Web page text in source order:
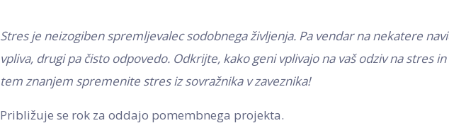
Stres je neizogiben spremljevalec sodobnega življenja. Pa vendar na nekatere
vpliva, drugi pa čisto odpovedo. Odkrijte, kako geni vplivajo na vaš odziv na stres
tem znanjem spremenite stres iz sovražnika v zaveznika!
Približuje se rok za oddajo pomembnega projekta.